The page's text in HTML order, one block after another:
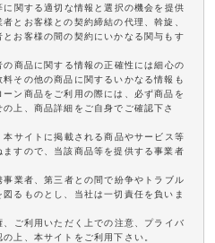
関する適切な情報と選択の機会を提供
とお客様との契約締結の代理、斡旋、
お客様の間の契約にいかなる関与もす
商品に関する情報の正確性には細心の
その他の商品に関するいかなる情報も
ン商品をご利用の際には、必ず商品を
上、商品詳細をご自身でご確認下さ
サイトに掲載される商品やサービス等
すので、当該商品等を提供する事業者
業者、第三者との間で紛争やトラブル
るものとし、当社は一切責任を負いま
ご利用いただく上での注意、プライバ
上、本サイトをご利用下さい。